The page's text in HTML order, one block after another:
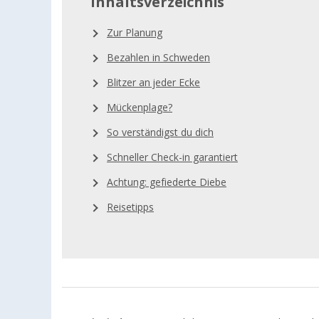
Zur Planung
Bezahlen in Schweden
Blitzer an jeder Ecke
Mückenplage?
So verständigst du dich
Schneller Check-in garantiert
Achtung: gefiederte Diebe
Reisetipps